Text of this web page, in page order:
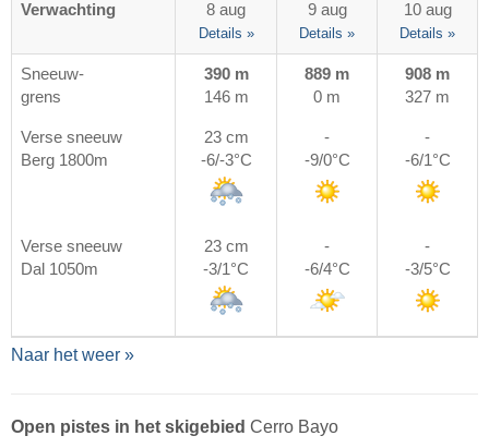
Verwachting
8 aug
Details »
9 aug
Details »
10 aug
Details »
Sneeuw-
grens
390 m
146 m
889 m
0 m
908 m
327 m
Verse sneeuw
Berg 1800m
23 cm
-6/-3°C
-
-9/0°C
-
-6/1°C
Verse sneeuw
Dal 1050m
23 cm
-3/1°C
-
-6/4°C
-
-3/5°C
Naar het weer »
Open pistes in het skigebied Cerro Bayo